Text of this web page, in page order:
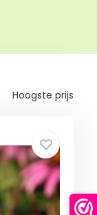
Hoogste prijs